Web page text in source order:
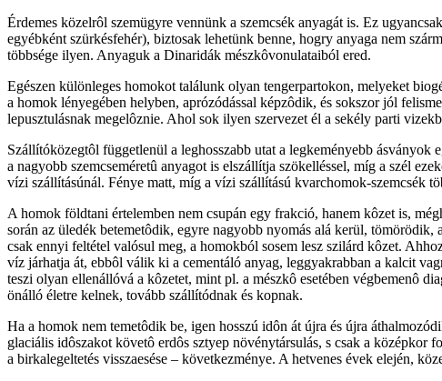
Érdemes közelrôl szemügyre vennünk a szemcsék anyagát is. Ez
egyébként szürkésfehér), biztosak lehetünk benne, hogry anyaga nem
többsége ilyen. Anyaguk a Dinaridák mészkôvonulataiból ered.
Egészen különleges homokot találunk olyan tengerpartokon, melyeket
a homok lényegében helyben, aprózódással képzôdik, és sokszor jól
lepusztulásnak megelôznie. Ahol sok ilyen szervezet él a sekély parti
Szállítóközegtôl függetlenül a leghosszabb utat a legkeményebb
a nagyobb szemcseméretû anyagot is elszállítja szökelléssel, míg a szél
vízi szállításúnál. Fénye matt, míg a vízi szállítású kvarchomok-szemcsék
A homok földtani értelemben nem csupán egy frakció, hanem kôzet is,
során az üledék betemetôdik, egyre nagyobb nyomás alá kerül,
csak ennyi feltétel valósul meg, a homokból sosem lesz szilárd kôzet.
víz járhatja át, ebbôl válik ki a cementáló anyag, leggyakrabban a kalcit
teszi olyan ellenállóvá a kôzetet, mint pl. a mészkô esetében végbemenô
önálló életre kelnek, tovább szállítódnak és kopnak.
Ha a homok nem temetôdik be, igen hosszú idôn át újra és újra
glaciális idôszakot követô erdôs sztyep növénytársulás, s csak a középkor
a birkalegeltetés visszaesése – következménye. A hetvenes évek elején,